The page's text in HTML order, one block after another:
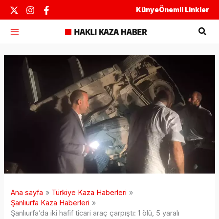
İçeriğe
atla
KünyeÖnemli Linkler
Ana sayfa
Türkiye Kaza Haberleri
Şanlıurfa Kaza Haberleri
Şanlıurfa’da iki hafif ticari araç çarpıştı: 1 ölü, 5 yaralı